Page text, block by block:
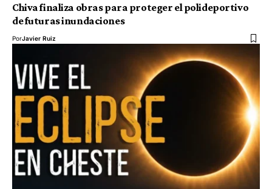
Chiva finaliza obras para proteger el polideportivo
de futuras inundaciones
PorJavier Ruiz